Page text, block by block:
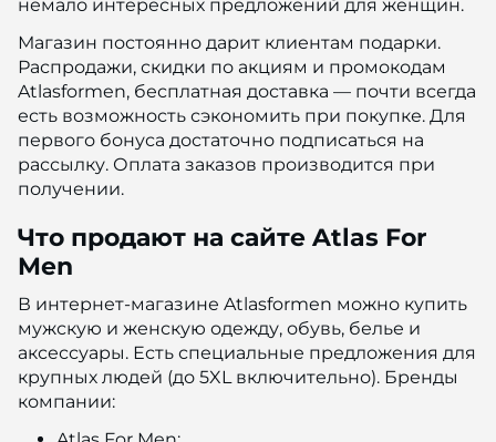
немало интересных предложений для женщин.
Магазин постоянно дарит клиентам подарки.
Распродажи, скидки по акциям и промокодам
Atlasformen, бесплатная доставка — почти всегда
есть возможность сэкономить при покупке. Для
первого бонуса достаточно подписаться на
рассылку. Оплата заказов производится при
получении.
Что продают на сайте Atlas For
Men
В интернет-магазине Atlasformen можно купить
мужскую и женскую одежду, обувь, белье и
аксессуары. Есть специальные предложения для
крупных людей (до 5XL включительно). Бренды
компании: